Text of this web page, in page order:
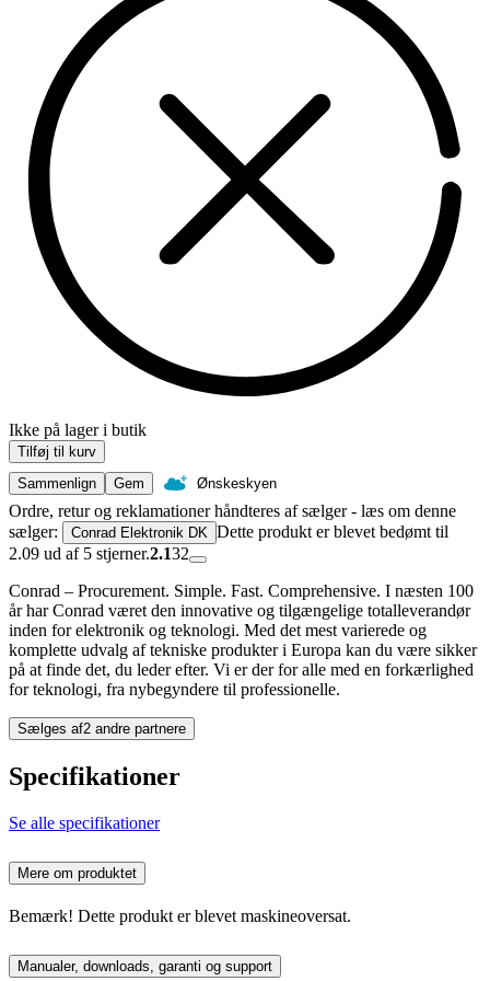
Ikke på lager i butik
Tilføj til kurv
Sammenlign
Gem Ønskeskyen
Ordre, retur og reklamationer håndteres af sælger - læs om denne
sælger:
Conrad Elektronik DK Dette produkt er blevet bedømt til
2.09 ud af 5 stjerner.2.132
Conrad – Procurement. Simple. Fast. Comprehensive. I næsten 100
år har Conrad været den innovative og tilgængelige totalleverandør
inden for elektronik og teknologi. Med det mest varierede og
komplette udvalg af tekniske produkter i Europa kan du være sikker
på at finde det, du leder efter. Vi er der for alle med en forkærlighed
for teknologi, fra nybegyndere til professionelle.
Sælges af2 andre partnere
Specifikationer
Se alle specifikationer
Mere om produktet
Bemærk! Dette produkt er blevet maskineoversat.
Manualer, downloads, garanti og support